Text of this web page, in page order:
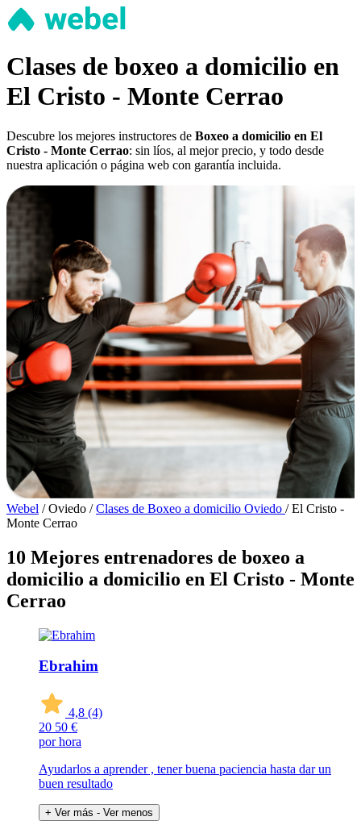
Clases de boxeo a domicilio en
El Cristo - Monte Cerrao
Descubre los mejores instructores de Boxeo a domicilio en El
Cristo - Monte Cerrao: sin líos, al mejor precio, y todo desde
nuestra aplicación o página web con garantía incluida.
Webel / Oviedo / Clases de Boxeo a domicilio Oviedo / El Cristo -
Monte Cerrao
10 Mejores entrenadores de boxeo a
domicilio a domicilio en El Cristo - Monte
Cerrao
Ebrahim
4,8 (4)
20 50 €
por hora
Ayudarlos a aprender , tener buena paciencia hasta dar un
buen resultado
+ Ver más - Ver menos